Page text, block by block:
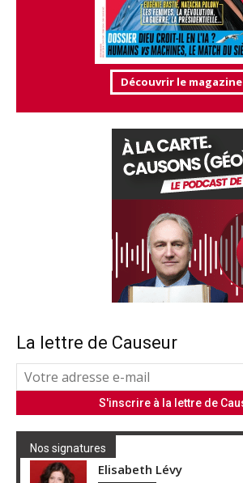
Découvrir le magazine
La lettre de Causeur
Nos signatures
Elisabeth Lévy